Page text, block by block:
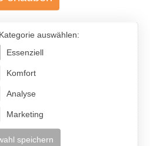
aktive Mitglieder
aktiven Anzeigen
auswählen:
Essenziell
Komfort
Analyse
Marketing
speichern